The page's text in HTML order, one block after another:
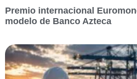
Premio internacional
modelo de Banco Azteca